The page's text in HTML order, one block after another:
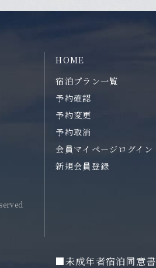
HOME
宿泊プラン一覧
予約確認
予約変更
予約取消
会員マイページログイン
新規会員登録
■未成年者宿泊同意書